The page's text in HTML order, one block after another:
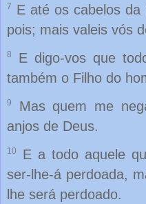
7
E até os cabelos
pois; mais valeis vós
8
E digo-vos que
também o Filho do
9
Mas quem me
anjos de Deus.
10
E a todo aquele
ser-lhe-á perdoada,
lhe será perdoado.